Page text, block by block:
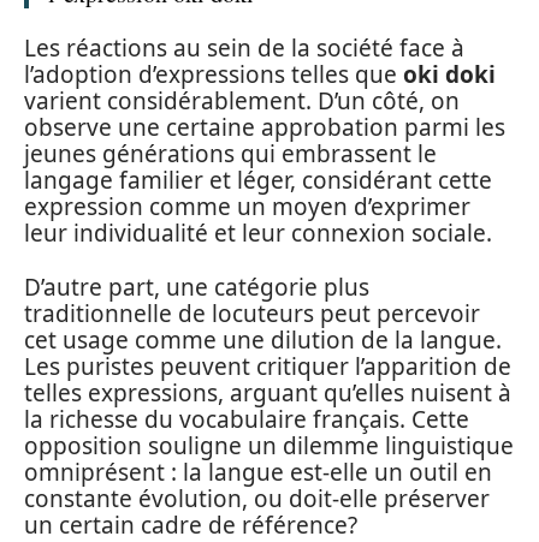
Les réactions au sein de la société face à
l’adoption d’expressions telles que oki doki
varient considérablement. D’un côté, on
observe une certaine approbation parmi les
jeunes générations qui embrassent le
langage familier et léger, considérant cette
expression comme un moyen d’exprimer
leur individualité et leur connexion sociale.
D’autre part, une catégorie plus
traditionnelle de locuteurs peut percevoir
cet usage comme une dilution de la langue.
Les puristes peuvent critiquer l’apparition de
telles expressions, arguant qu’elles nuisent à
la richesse du vocabulaire français. Cette
opposition souligne un dilemme linguistique
omniprésent : la langue est-elle un outil en
constante évolution, ou doit-elle préserver
un certain cadre de référence?